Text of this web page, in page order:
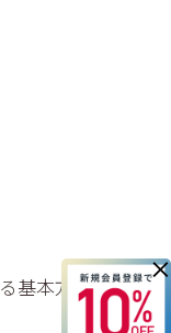
×
基本方針